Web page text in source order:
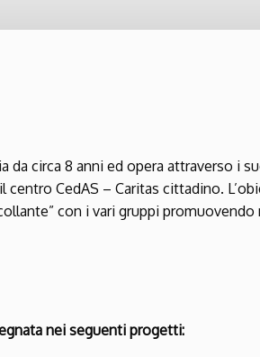
da circa 8 anni ed opera attraverso i
CedAS – Caritas cittadino.
con i vari gruppi
nei seguenti progetti: